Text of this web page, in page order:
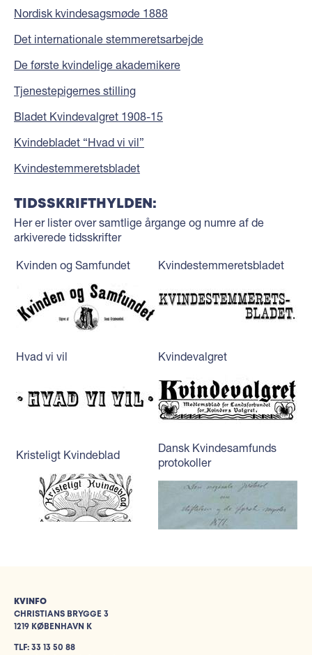
Nordisk kvindesagsmøde 1888
Det internationale stemmeretsarbejde
De første kvindelige akademikere
Tjenestepigernes stilling
Bladet Kvindevalgret 1908-15
Kvindebladet “Hvad vi vil”
Kvindestemmeretsbladet
TIDSSKRIFTHYLDEN:
Her er lister over samtlige årgange og numre af de
arkiverede tidsskrifter
Kvinden og Samfundet Kvindestemmeretsbladet
Hvad vi vil Kvindevalgret
Kristeligt Kvindeblad
Dansk Kvindesamfunds
protokoller
KVINFO
CHRISTIANS BRYGGE 3
1219 KØBENHAVN K
TLF: 33 13 50 88